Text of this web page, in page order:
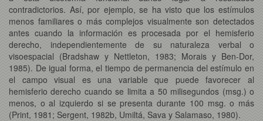
contradictorios. Así, por ejemplo, se ha visto que los estímulos
menos familiares o más complejos visualmente son detectados
antes cuando la información es procesada por el hemisferio
derecho, independientemente de su naturaleza verbal o
visoespacial (Bradshaw y Nettleton, 1983; Morais y Ben-Dor,
1985). De igual forma, el tiempo de permanencia del estímulo en
el campo visual es una variable que puede favorecer al
hemisferio derecho cuando se limita a 50 milisegundos (msg.) o
menos, o al izquierdo si se presenta durante 100 msg. o más
(Print, 1981; Sergent, 1982b, Umiltá, Sava y Salamaso, 1980).